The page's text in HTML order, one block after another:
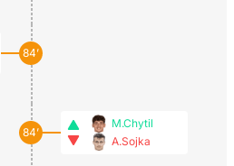
84’
84’
M.Chytil
A.Sojka